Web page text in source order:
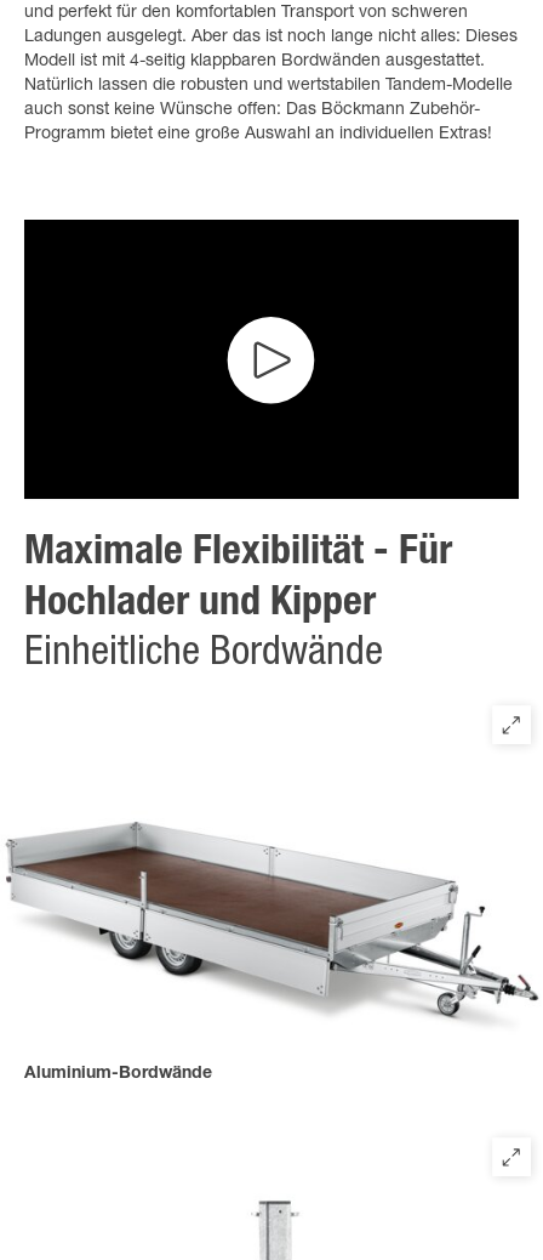
und perfekt für den komfortablen Transport von schweren
Ladungen ausgelegt. Aber das ist noch lange nicht alles: Dieses
Modell ist mit 4-seitig klappbaren Bordwänden ausgestattet.
Natürlich lassen die robusten und wertstabilen Tandem-Modelle
auch sonst keine Wünsche offen: Das Böckmann Zubehör-
Programm bietet eine große Auswahl an individuellen Extras!
Maximale Flexibilität - Für
Hochlader und Kipper
Einheitliche Bordwände
Aluminium-Bordwände